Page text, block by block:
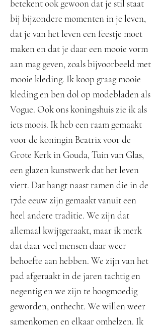
betekent ook gewoon dat je stil staat
bij bijzondere momenten in je leven,
dat je van het leven een feestje moet
maken en dat je daar een mooie vorm
aan mag geven, zoals bijvoorbeeld met
mooie kleding. Ik koop graag mooie
kleding en ben dol op modebladen als
Vogue. Ook ons koningshuis zie ik als
iets moois. Ik heb een raam gemaakt
voor de koningin Beatrix voor de
Grote Kerk in Gouda, Tuin van Glas,
een glazen kunstwerk dat het leven
viert. Dat hangt naast ramen die in de
17de eeuw zijn gemaakt vanuit een
heel andere traditie. We zijn dat
allemaal kwijtgeraakt, maar ik merk
dat daar veel mensen daar weer
behoefte aan hebben. We zijn van het
pad afgeraakt in de jaren tachtig en
negentig en we zijn te hoogmoedig
geworden, onthecht. We willen weer
samenkomen en elkaar omhelzen. Ik